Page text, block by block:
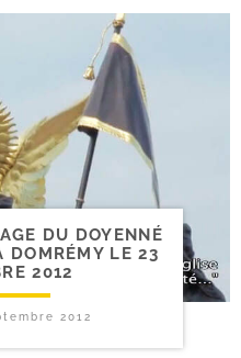
DU DOYENNÉ
DOMRÉMY LE 23
2012
2012